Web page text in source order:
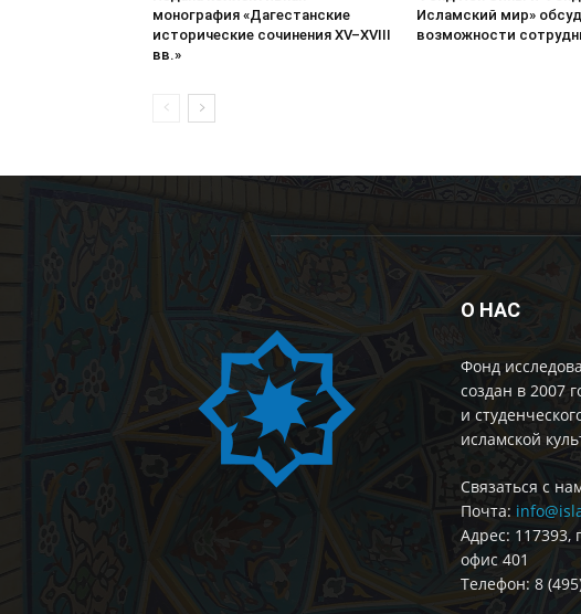
монография «Дагестанские
исторические сочинения XV–XVIII
вв.»
Исламский мир»
возможности
О НАС
Фонд
создан в 2007
и
исламской
Cвязаться с
Почта:
Адрес: 117393,
офис 401
Телефон: 8